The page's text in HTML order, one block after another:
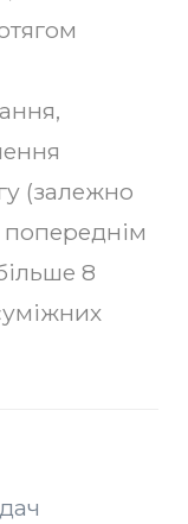
(залежно
попереднім
8